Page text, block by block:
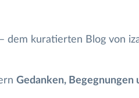
kuratierten Blog von
Gedanken, Begegnungen